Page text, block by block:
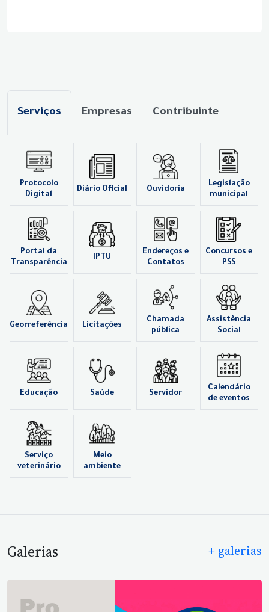
Serviços Empresas Contribuinte
Protocolo
Digital
Diário Oficial Ouvidoria
Legislação
municipal
Portal da
Transparência
IPTU
Endereços e
Contatos
Concursos e
PSS
Georreferência Licitações
Chamada
pública
Assistência
Social
Educação Saúde Servidor
Calendário
de eventos
Serviço
veterinário
Meio
ambiente
Galerias + galerias